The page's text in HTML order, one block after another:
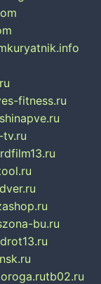
kuryatnik.info
fitness.ru
bu.ru
tb02.ru